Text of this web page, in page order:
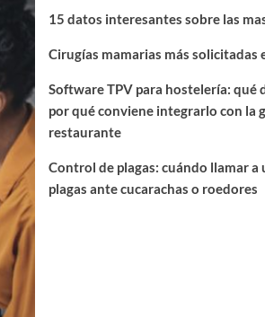
15 datos interesantes sobre las
Cirugías mamarias más solicitadas
Software TPV para hostelería: qué
por qué conviene integrarlo con la
restaurante
Control de plagas: cuándo llamar a
plagas ante cucarachas o roedores